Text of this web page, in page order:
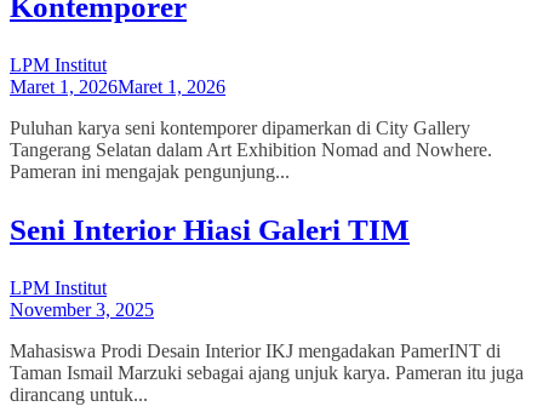
Kontemporer
LPM Institut
Maret 1, 2026Maret 1, 2026
Puluhan karya seni kontemporer dipamerkan di City Gallery
Tangerang Selatan dalam Art Exhibition Nomad and Nowhere.
Pameran ini mengajak pengunjung...
Seni Interior Hiasi Galeri TIM
LPM Institut
November 3, 2025
Mahasiswa Prodi Desain Interior IKJ mengadakan PamerINT di
Taman Ismail Marzuki sebagai ajang unjuk karya. Pameran itu juga
dirancang untuk...